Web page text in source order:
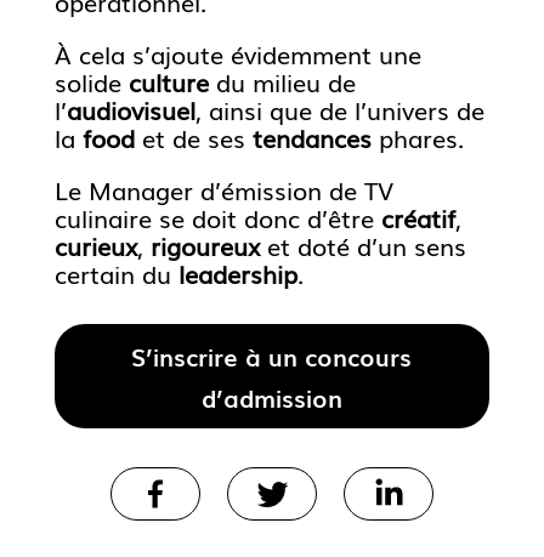
À cela s’ajoute évidemment une
solide culturedu milieu de
l’audiovisuel, ainsi que de l’univers de
la food et de ses tendancesphares.
Le Manager d’émission de TV
culinaire se doit donc d’être créatif,
curieux, rigoureuxet doté d’un sens
certain duleadership.
S’inscrire à un concours
d’admission